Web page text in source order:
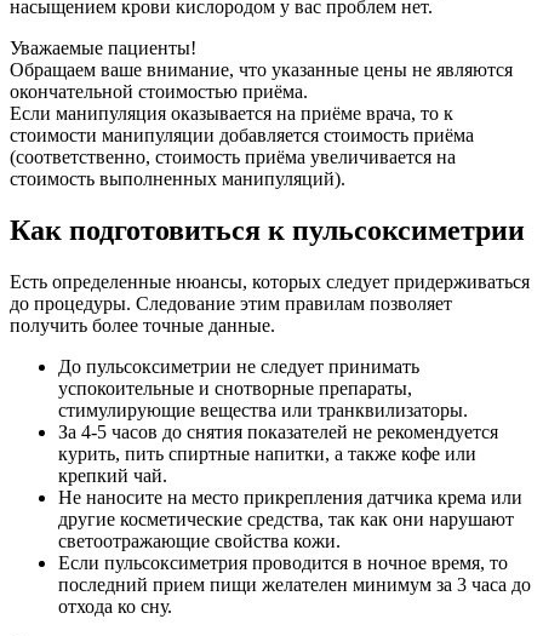
насыщением крови кислородом у вас проблем нет.
Уважаемые пациенты!
Обращаем ваше внимание, что указанные цены не являются
окончательной стоимостью приёма.
Если манипуляция оказывается на приёме врача, то к
стоимости манипуляции добавляется стоимость приёма
(соответственно, стоимость приёма увеличивается на
стоимость выполненных манипуляций).
Как подготовиться к пульсоксиметрии
Есть определенные нюансы, которых следует придерживаться
до процедуры. Следование этим правилам позволяет
получить более точные данные.
До пульсоксиметрии не следует принимать
успокоительные и снотворные препараты,
стимулирующие вещества или транквилизаторы.
За 4-5 часов до снятия показателей не рекомендуется
курить, пить спиртные напитки, а также кофе или
крепкий чай.
Не наносите на место прикрепления датчика крема или
другие косметические средства, так как они нарушают
светоотражающие свойства кожи.
Если пульсоксиметрия проводится в ночное время, то
последний прием пищи желателен минимум за 3 часа до
отхода ко сну.